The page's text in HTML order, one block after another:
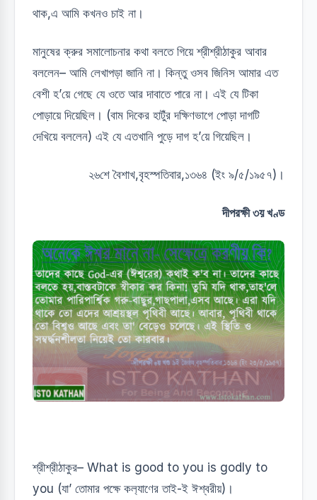
থাক,এ আমি কখনও চাই না।
মানুষের ক্রুর সমালোচনার কথা বলতে গিয়ে শ্রীশ্রীঠাকুর আবার
বললেন– আমি লেখাপড়া জানি না। কিন্তু ওসব জিনিস আমার এত
বেশী হ’য়ে গেছে যে ওতে আর দাবাতে পারে না। এই যে টিকা
পোড়ায়ে দিয়েছিল। (বাম দিকের হাটুঁর দক্ষিণভাগে পোড়া দাগটি
দেখিয়ে বললেন) এই যে এতখানি পুড়ে দাগ হ’য়ে গিয়েছিল।
২৬শে বৈশাখ,বৃহস্পতিবার,১৩৬৪ (ইং ৯/৫/১৯৫৭)।
দীপরক্ষী ৩য় খণ্ড
শ্রীশ্রীঠাকুর– What is good to you is godly to
you (যা’ তোমার পক্ষে কল‍্যাণের তাই-ই ঈশ্বরীয়)।